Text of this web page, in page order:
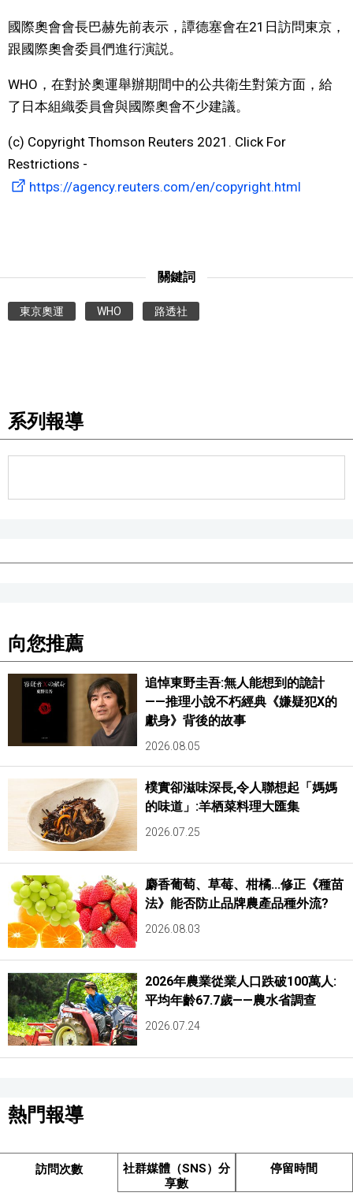
娛樂
教育
工作勞動
家庭
國際奧會會長巴赫先前表示，譚德塞會在21日訪問東京，
跟國際奧會委員們進行演説。
WHO，在對於奧運舉辦期間中的公共衛生對策方面，給
了日本組織委員會與國際奧會不少建議。
(c) Copyright Thomson Reuters 2021. Click For
Restrictions -
https://agency.reuters.com/en/copyright.html
關鍵詞
東京奧運 WHO 路透社
系列報導
向您推薦
追悼東野圭吾:無人能想到的詭計
——推理小說不朽經典《嫌疑犯X的
獻身》背後的故事
2026.08.05
樸實卻滋味深長,令人聯想起「媽媽
的味道」:羊栖菜料理大匯集
2026.07.25
麝香葡萄、草莓、柑橘...修正《種苗
法》能否防止品牌農產品種外流?
2026.08.03
2026年農業從業人口跌破100萬人:
平均年齡67.7歲——農水省調查
2026.07.24
熱門報導
訪問次數
社群媒體（SNS）分
享數
停留時間